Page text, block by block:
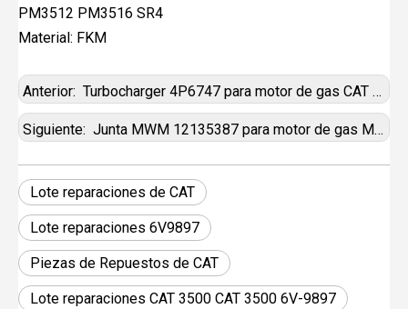
PM3512 PM3516 SR4
Material: FKM
Anterior: Turbocharger 4P6747 para motor de gas CAT G3606 G3612
Siguiente: Junta MWM 12135387 para motor de gas MWM TCG2020 TBG620
Lote reparaciones de CAT
Lote reparaciones 6V9897
Piezas de Repuestos de CAT
Lote reparaciones CAT 3500 CAT 3500 6V-9897